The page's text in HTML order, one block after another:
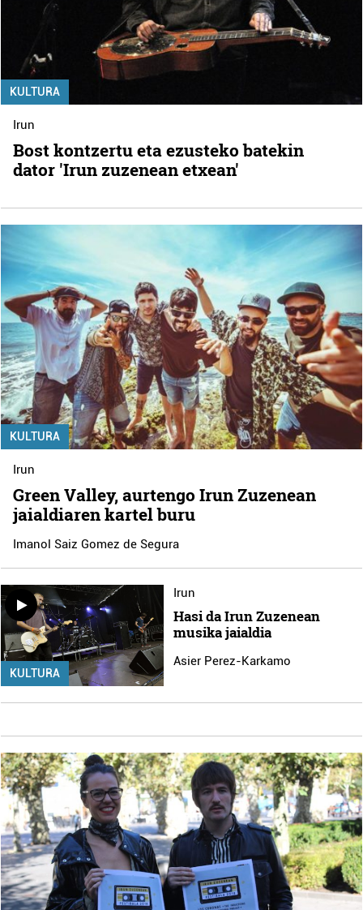
KULTURA
Irun
Bost kontzertu eta ezusteko batekin
dator 'Irun zuzenean etxean'
KULTURA
Irun
Green Valley, aurtengo Irun Zuzenean
jaialdiaren kartel buru
Imanol Saiz Gomez de Segura
KULTURA
Irun
Hasi da Irun Zuzenean
musika jaialdia
Asier Perez-Karkamo